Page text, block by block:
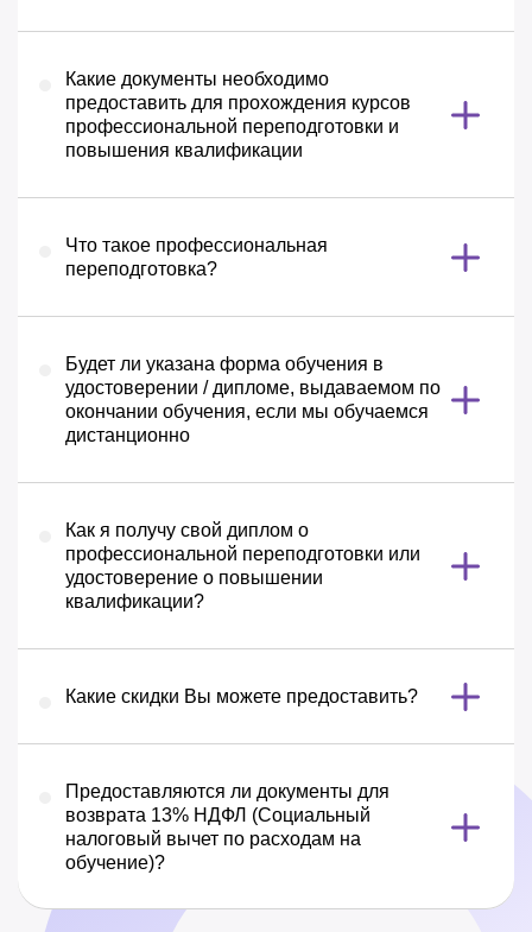
Какие документы необходимо
предоставить для прохождения курсов
профессиональной переподготовки и
повышения квалификации
Что такое профессиональная
переподготовка?
Будет ли указана форма обучения в
удостоверении / дипломе, выдаваемом по
окончании обучения, если мы обучаемся
дистанционно
Как я получу свой диплом о
профессиональной переподготовки или
удостоверение о повышении
квалификации?
Какие скидки Вы можете предоставить?
Предоставляются ли документы для
возврата 13% НДФЛ (Социальный
налоговый вычет по расходам на
обучение)?